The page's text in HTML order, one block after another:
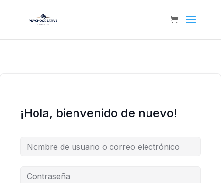
¡Hola, bienvenido de nuevo!